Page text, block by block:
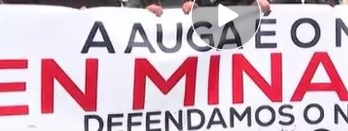
del BNG, Ana Pontón, que hizo un llamamiento a
a "movilizarse por mar y tierra"